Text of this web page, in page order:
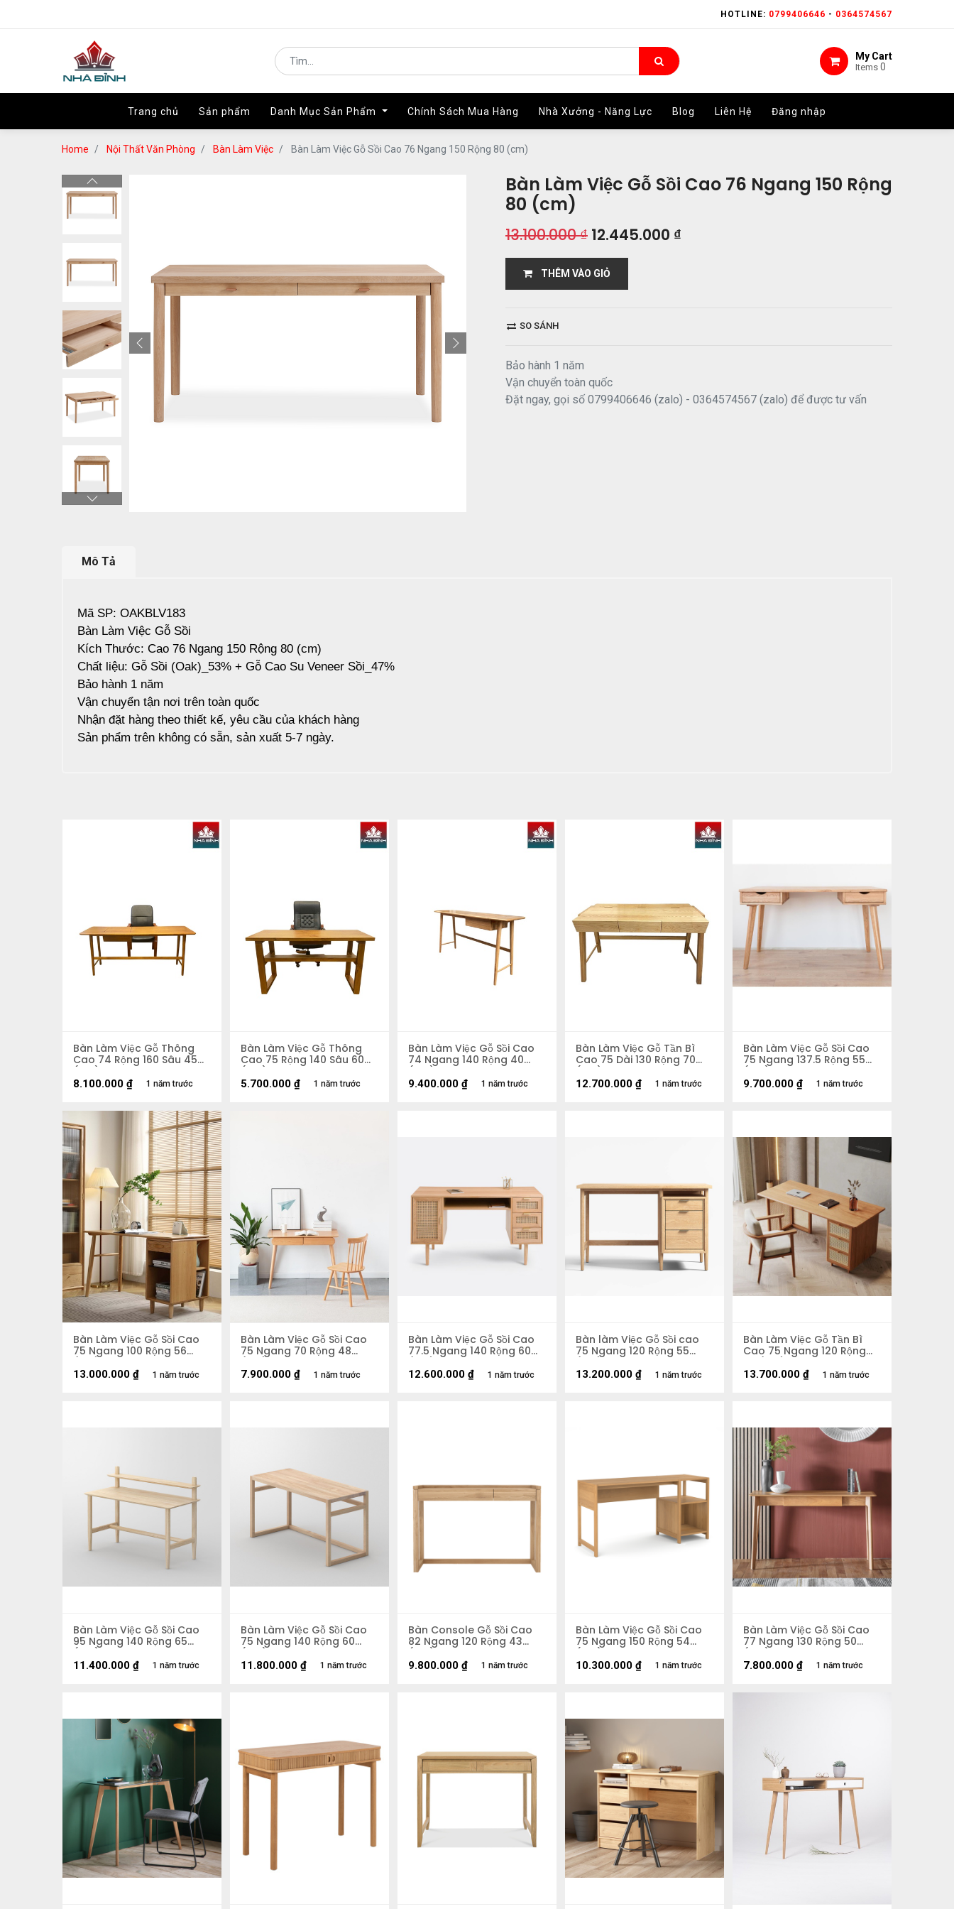
HOTLINE: 0799406646 - 0364574567
My Cart
Items 0
Trang chủ Sản phẩm Danh Mục Sản Phẩm Chính Sách Mua Hàng Nhà Xưởng - Năng Lực Blog Liên Hệ Đăng nhập
HOTLINE: 0799406646 - 0364574567
My Cart
Items 0
Trang chủ Sản phẩm Danh Mục Sản Phẩm Chính Sách Mua Hàng Nhà Xưởng - Năng Lực Blog Liên Hệ Đăng nhập
Home Nội Thất Văn Phòng Bàn Làm Việc Bàn Làm Việc Gỗ Sồi Cao 76 Ngang 150 Rộng 80 (cm)
Bàn Làm Việc Gỗ Sồi Cao 76 Ngang 150 Rộng
80 (cm)
13.100.000₫ 12.445.000 ₫
THÊM VÀO GIỎ
SO SÁNH
Bảo hành 1 năm
Vận chuyển toàn quốc
Đặt ngay, gọi số 0799406646 (zalo) - 0364574567 (zalo) để được tư vấn
Mô Tả
Mã SP: OAKBLV183
Bàn Làm Việc Gỗ Sồi
Kích Thước: Cao 76 Ngang 150 Rộng 80 (cm)
Chất liệu: Gỗ Sồi (Oak)_53% + Gỗ Cao Su Veneer Sồi_47%
Bảo hành 1 năm
Vận chuyển tận nơi trên toàn quốc
Nhận đặt hàng theo thiết kế, yêu cầu của khách hàng
Sản phẩm trên không có sẵn, sản xuất 5-7 ngày.
Bàn Làm Việc Gỗ Thông
Cao 74 Rộng 160 Sâu 45
(cm)
1 năm trước
8.100.000 ₫
Bàn Làm Việc Gỗ Thông
Cao 75 Rộng 140 Sâu 60
(cm)
1 năm trước
5.700.000 ₫
Bàn Làm Việc Gỗ Sồi Cao
74 Ngang 140 Rộng 40
(cm)
1 năm trước
9.400.000 ₫
Bàn Làm Việc Gỗ Tần Bì
Cao 75 Dài 130 Rộng 70
(cm)
1 năm trước
12.700.000 ₫
Bàn Làm Việc Gỗ Sồi Cao
75 Ngang 137.5 Rộng 55
(cm)
1 năm trước
9.700.000 ₫
Bàn Làm Việc Gỗ Sồi Cao
75 Ngang 100 Rộng 56
(cm)
1 năm trước
13.000.000 ₫
Bàn Làm Việc Gỗ Sồi Cao
75 Ngang 70 Rộng 48
(cm)
1 năm trước
7.900.000 ₫
Bàn Làm Việc Gỗ Sồi Cao
77.5 Ngang 140 Rộng 60
(cm)
1 năm trước
12.600.000 ₫
Bàn làm Việc Gỗ Sồi cao
75 Ngang 120 Rộng 55
(cm)
1 năm trước
13.200.000 ₫
Bàn Làm Việc Gỗ Tần Bì
Cao 75 Ngang 120 Rộng
60 (cm)
1 năm trước
13.700.000 ₫
Bàn Làm Việc Gỗ Sồi Cao
95 Ngang 140 Rộng 65
(cm)
1 năm trước
11.400.000 ₫
Bàn Làm Việc Gỗ Sồi Cao
75 Ngang 140 Rộng 60
(cm)
1 năm trước
11.800.000 ₫
Bàn Console Gỗ Sồi Cao
82 Ngang 120 Rộng 43
(cm)
1 năm trước
9.800.000 ₫
Bàn Làm Việc Gỗ Sồi Cao
75 Ngang 150 Rộng 54
(cm)
1 năm trước
10.300.000 ₫
Bàn Làm Việc Gỗ Sồi Cao
77 Ngang 130 Rộng 50
(cm)
1 năm trước
7.800.000 ₫